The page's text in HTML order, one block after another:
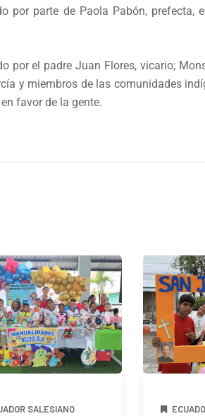
por parte de Paola Pabón, prefecta,
por el padre Juan Flores, vicario;
y miembros de las comunidades
favor de la gente.
SALESIANO